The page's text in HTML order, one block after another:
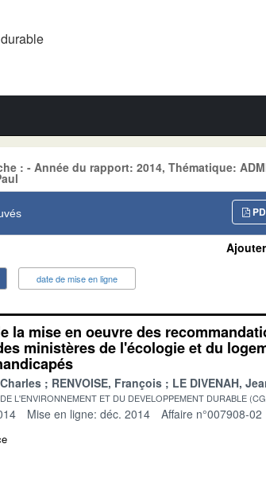
: - Année du rapport: 2014, Thématique:
date de mise en ligne
la mise en oeuvre des
ministères de l'écologie et du
RENVOISE, François LE DIVENAH,
L'ENVIRONNEMENT ET DU DEVELOPPEMENT DURABLE
Mise en ligne: déc. 2014 Affaire n°007908-02